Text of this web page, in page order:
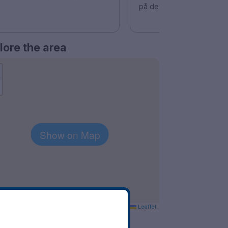
på dette🤩
the area
Show on Map
Leaflet